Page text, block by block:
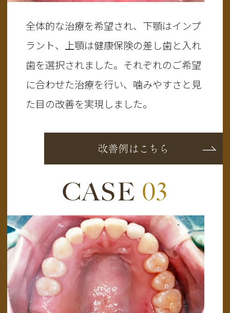
全体的な治療を希望され、下顎はインプ
ラント、上顎は健康保険の差し歯と入れ
歯を選択されました。それぞれのご希望
に合わせた治療を行い、噛みやすさと見
た目の改善を実現しました。
改善例はこちら
CASE 03